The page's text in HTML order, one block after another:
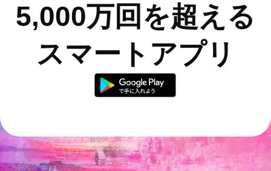
5,000万回を超える
スマートアプリ